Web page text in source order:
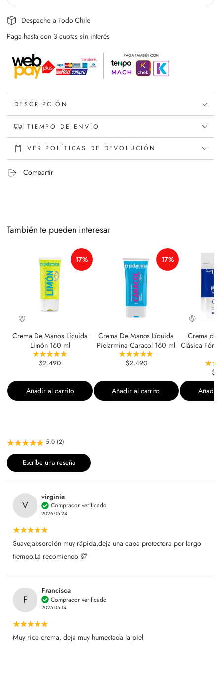
Despacho a Todo Chile
Paga hasta con 3 cuotas sin interés
DESCRIPCIÓN
TIEMPO DE ENVÍO
VER POLÍTICAS DE DEVOLUCIÓN
Compartir
También te pueden interesar
17%
Crema De Manos Líquida
Limón 160 ml
$2.490
Añadir al carrito
17%
Crema De Manos Líquida
Pielarmina Caracol 160 ml
$2.490
Añadir al carrito
Crema de
Clásica
Añadir
5.0 (2)
Escribe una reseña
V
virginia
Comprador verificado
2026-05-24
Suave,absorción muy rápida,deja una capa protectora por largo
tiempo.La recomiendo 💯
F
Francisca
Comprador verificado
2026-05-14
Muy rico crema, deja muy humectada la piel